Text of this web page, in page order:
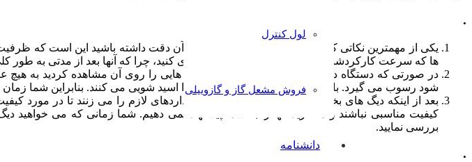
لول کنترل
فروش مشعل گاز و گازوییلی
دانشنامه
.
یکی از مهمترین نکاتی که شما زمان خرید دستگاه باید به آن دقت داشته باشید این است که
ها که سرعت کارکردشان پایین آمده است را نباید خریداری کنید، چرا که آنها بعد از مدتی به
در صورتی که دستگاه دارای خوردگی باشد و یا پوسیدگی هایی را روی آن مشاهده کردید به هیچ
شود رسوب می گیرد. با استفاده از روش های متنوع آن را اسید شویی می کنند. بنابراین شما زمان
بعد از اینکه دیگ های بخار تولید می شوند روی آنها استانداردهای لازم را می زنند تا در مورد
کیفیت مناسبی نباشند و ما خرید آنها را به شما پیشنهاد نمی دهیم. شما زمانی که می خواهید
بررسی نمایید.
.